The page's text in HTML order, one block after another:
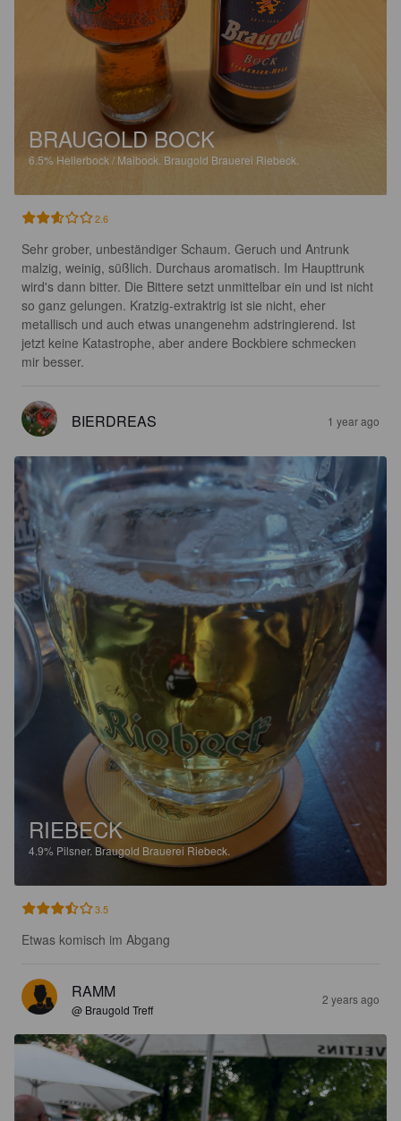
BRAUGOLD BOCK
6.5% Hellerbock / Maibock. Braugold Brauerei Riebeck.
2.6
Sehr grober, unbeständiger Schaum. Geruch und Antrunk
malzig, weinig, süßlich. Durchaus aromatisch. Im Haupttrunk
wird's dann bitter. Die Bittere setzt unmittelbar ein und ist nicht
so ganz gelungen. Kratzig-extraktrig ist sie nicht, eher
metallisch und auch etwas unangenehm adstringierend. Ist
jetzt keine Katastrophe, aber andere Bockbiere schmecken
mir besser.
BIERDREAS 1 year ago
RIEBECK
4.9% Pilsner. Braugold Brauerei Riebeck.
3.5
Etwas komisch im Abgang
RAMM
@ Braugold Treff
2 years ago